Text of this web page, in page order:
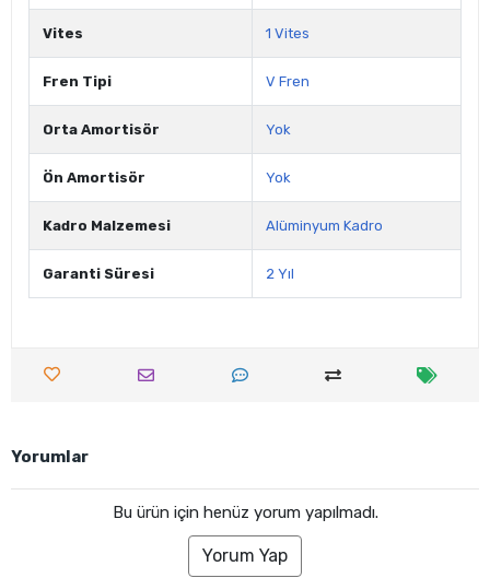
Vites 1 Vites
Fren Tipi V Fren
Orta Amortisör Yok
Ön Amortisör Yok
Kadro Malzemesi Alüminyum Kadro
Garanti Süresi 2 Yıl
Yorumlar
Bu ürün için henüz yorum yapılmadı.
Yorum Yap